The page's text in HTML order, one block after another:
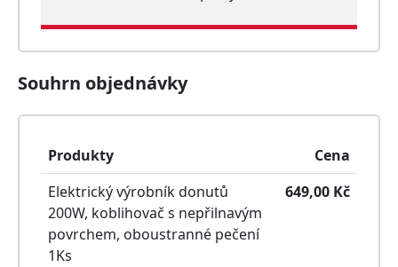
Souhrn objednávky
Produkty
Cena
Elektrický výrobník donutů
200W, koblihovač s nepřilnavým
povrchem, oboustranné pečení
1Ks
649,00 Kč